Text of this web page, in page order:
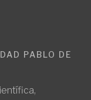
PABLO DE